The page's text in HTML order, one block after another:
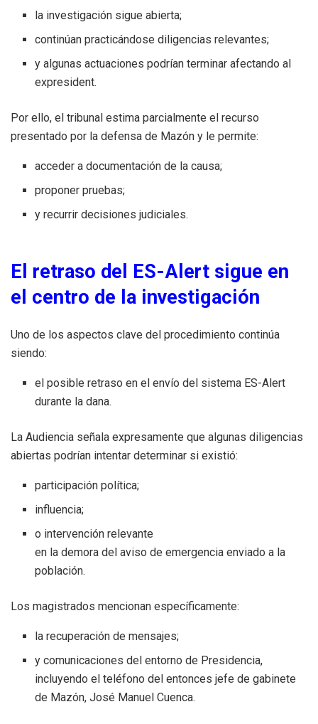
la investigación sigue abierta;
continúan practicándose diligencias relevantes;
y algunas actuaciones podrían terminar afectando al
expresident.
Por ello, el tribunal estima parcialmente el recurso
presentado por la defensa de Mazón y le permite:
acceder a documentación de la causa;
proponer pruebas;
y recurrir decisiones judiciales.
El retraso del ES-Alert sigue en
el centro de la investigación
Uno de los aspectos clave del procedimiento continúa
siendo:
el posible retraso en el envío del sistema ES-Alert
durante la dana.
La Audiencia señala expresamente que algunas diligencias
abiertas podrían intentar determinar si existió:
participación política;
influencia;
o intervención relevante
en la demora del aviso de emergencia enviado a la
población.
Los magistrados mencionan específicamente:
la recuperación de mensajes;
y comunicaciones del entorno de Presidencia,
incluyendo el teléfono del entonces jefe de gabinete
de Mazón, José Manuel Cuenca.